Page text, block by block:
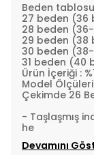
Beden
27 beden (36
28 beden
29 beden (38
30 beden
31 beden (40
Ürün İçeriği :
Model
Çekimde 26
- Taşlaşmış
he
Devamını